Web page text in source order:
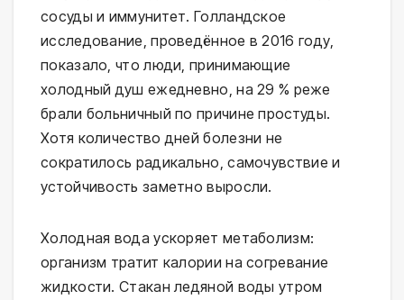
сосуды и иммунитет. Голландское
исследование, проведённое в 2016 году,
показало, что люди, принимающие
холодный душ ежедневно, на 29 % реже
брали больничный по причине простуды.
Хотя количество дней болезни не
сократилось радикально, самочувствие и
устойчивость заметно выросли.
Холодная вода ускоряет метаболизм:
организм тратит калории на согревание
жидкости. Стакан ледяной воды утром